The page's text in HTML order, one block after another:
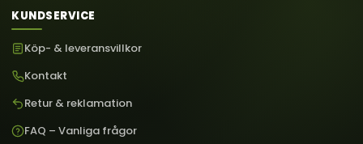
KUNDSERVICE
Köp- & leveransvillkor
Kontakt
Retur & reklamation
FAQ – Vanliga frågor